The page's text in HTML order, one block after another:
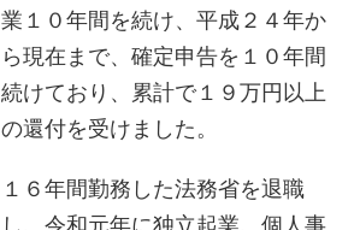
業１０年間を続け、平成２４年か
ら現在まで、確定申告を１０年間
続けており、累計で１９万円以上
の還付を受けました。
１６年間勤務した法務省を退職